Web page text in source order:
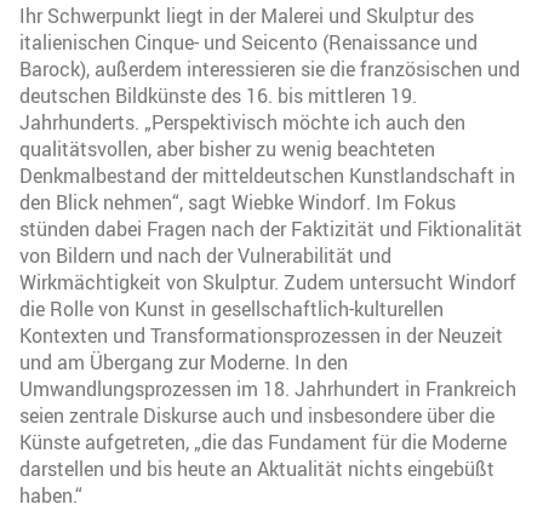
Ihr Schwerpunkt liegt in der Malerei und Skulptur des
italienischen Cinque- und Seicento (Renaissance und
Barock), außerdem interessieren sie die französischen und
deutschen Bildkünste des 16. bis mittleren 19.
Jahrhunderts. „Perspektivisch möchte ich auch den
qualitätsvollen, aber bisher zu wenig beachteten
Denkmalbestand der mitteldeutschen Kunstlandschaft in
den Blick nehmen“, sagt Wiebke Windorf. Im Fokus
stünden dabei Fragen nach der Faktizität und Fiktionalität
von Bildern und nach der Vulnerabilität und
Wirkmächtigkeit von Skulptur. Zudem untersucht Windorf
die Rolle von Kunst in gesellschaftlich-kulturellen
Kontexten und Transformationsprozessen in der Neuzeit
und am Übergang zur Moderne. In den
Umwandlungsprozessen im 18. Jahrhundert in Frankreich
seien zentrale Diskurse auch und insbesondere über die
Künste aufgetreten, „die das Fundament für die Moderne
darstellen und bis heute an Aktualität nichts eingebüßt
haben.“